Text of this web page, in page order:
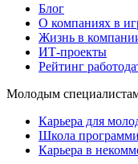
Блог
О компаниях в
Жизнь в
ИТ-проекты
Рейтинг
Молодым
Карьера для
Школа
Карьера в